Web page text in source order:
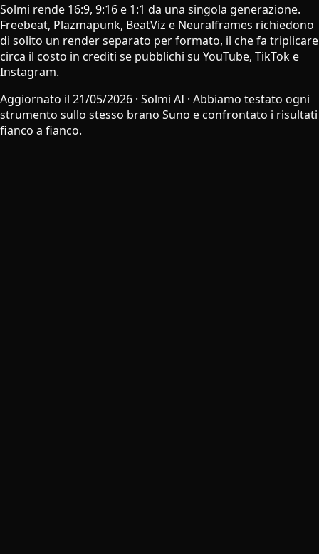
Solmi rende 16:9, 9:16 e 1:1 da una singola generazione.
Freebeat, Plazmapunk, BeatViz e Neuralframes richiedono
di solito un render separato per formato, il che fa triplicare
circa il costo in crediti se pubblichi su YouTube, TikTok e
Instagram.
Aggiornato il 21/05/2026 · Solmi AI · Abbiamo testato ogni
strumento sullo stesso brano Suno e confrontato i risultati
fianco a fianco.